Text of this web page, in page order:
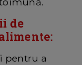
de
pentru a